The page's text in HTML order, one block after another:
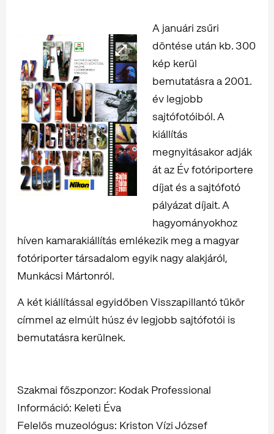
A januári zsűri
döntése után kb. 300
kép kerül
bemutatásra a 2001.
év legjobb
sajtófotóiból. A
kiállítás
megnyitásakor adják
át az Év fotóriportere
díjat és a sajtófotó
pályázat díjait. A
hagyományokhoz
híven kamarakiállítás emlékezik meg a magyar
fotóriporter társadalom egyik nagy alakjáról,
Munkácsi Mártonról.
A két kiállítással egyidőben Visszapillantó tükör
címmel az elmúlt húsz év legjobb sajtófotói is
bemutatásra kerülnek.
Szakmai főszponzor: Kodak Professional
Információ: Keleti Éva
Felelős muzeológus: Kriston Vízi József